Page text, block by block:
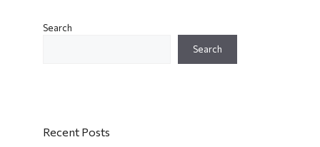
Search
Search
Recent Posts